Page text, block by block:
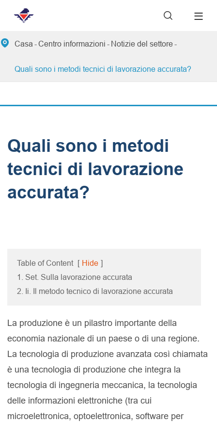

 Casa Centro informazioni Notizie del settore
Quali sono i metodi tecnici di lavorazione accurata?
Quali sono i metodi
tecnici di lavorazione
accurata?
Table of Content [ Hide ]
1. Set. Sulla lavorazione accurata
2. Ii. Il metodo tecnico di lavorazione accurata
La produzione è un pilastro importante della
economia nazionale di un paese o di una regione.
La tecnologia di produzione avanzata così chiamata
è una tecnologia di produzione che integra la
tecnologia di ingegneria meccanica, la tecnologia
delle informazioni elettroniche (tra cui
microelettronica, optoelettronica, software per